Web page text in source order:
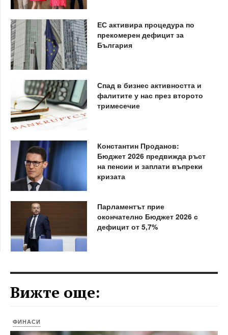
ЕС активира процедура по
прекомерен дефицит за
България
Спад в бизнес активността и
фалитите у нас през второто
тримесечие
Константин Проданов:
Бюджет 2026 предвижда ръст
на пенсии и заплати въпреки
кризата
Парламентът прие
окончателно Бюджет 2026 с
дефицит от 5,7%
Вижте още:
ФИНАСИ